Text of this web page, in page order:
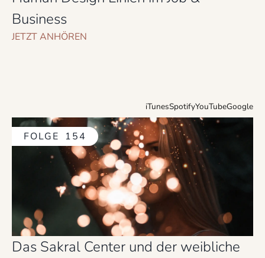
Business
JETZT ANHÖREN
iTunesSpotifyYouTubeGoogle
FOLGE 154
Das Sakral Center und der weibliche